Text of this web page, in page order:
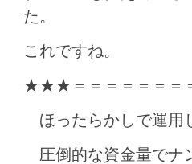
た。
これですね。
★★★＝＝＝＝＝＝＝
ほったらかしで運
圧倒的な資金量でナ